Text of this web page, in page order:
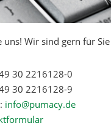
uns! Wir sind gern für Sie
30 2216128-0
30 2216128-9
info@pumacy.de